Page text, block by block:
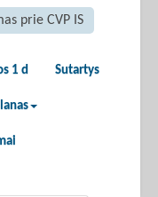
prie CVP IS
1 d Sutartys